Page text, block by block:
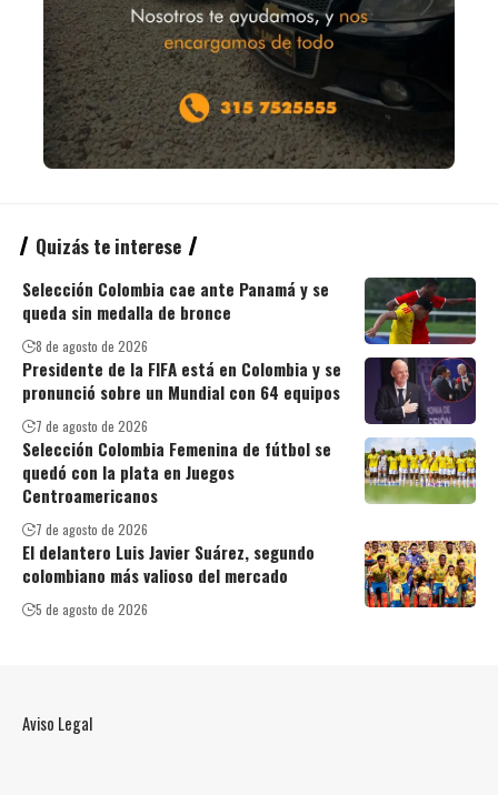
Quizás te interese
Selección Colombia cae ante Panamá y se
queda sin medalla de bronce
8 de agosto de 2026
Presidente de la FIFA está en Colombia y se
pronunció sobre un Mundial con 64 equipos
7 de agosto de 2026
Selección Colombia Femenina de fútbol se
quedó con la plata en Juegos
Centroamericanos
7 de agosto de 2026
El delantero Luis Javier Suárez, segundo
colombiano más valioso del mercado
5 de agosto de 2026
Aviso Legal